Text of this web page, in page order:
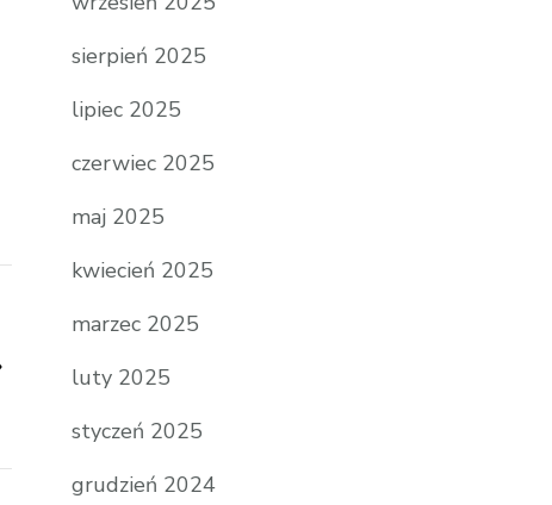
sierpień 2025
lipiec 2025
czerwiec 2025
maj 2025
kwiecień 2025
marzec 2025
luty 2025
styczeń 2025
grudzień 2024